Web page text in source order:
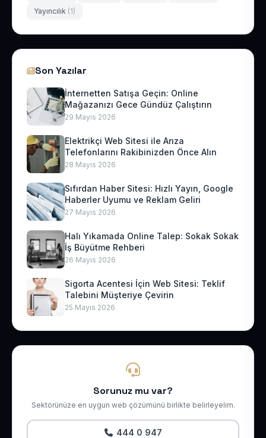
Yayıncılık (1)
Son Yazılar
İnternetten Satışa Geçin: Online
Mağazanızı Gece Gündüz Çalıştırın
29 Mayıs 2026
Elektrikçi Web Sitesi ile Arıza
Telefonlarını Rakibinizden Önce Alın
28 Mayıs 2026
Sıfırdan Haber Sitesi: Hızlı Yayın, Google
Haberler Uyumu ve Reklam Geliri
27 Mayıs 2026
Halı Yıkamada Online Talep: Sokak Sokak
İş Büyütme Rehberi
26 Mayıs 2026
Sigorta Acentesi İçin Web Sitesi: Teklif
Talebini Müşteriye Çevirin
25 Mayıs 2026
Sorunuz mu var?
Sektörünüze en uygun web çözümünü birlikte belirleyelim.
444 0 947